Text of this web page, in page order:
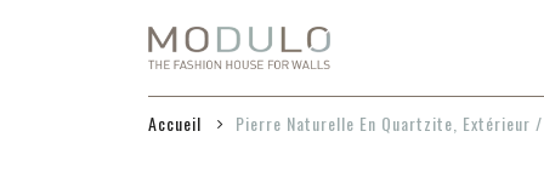
au
contenu
Accueil Pierre Naturelle En Quartzite, Extérieur